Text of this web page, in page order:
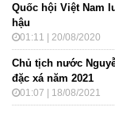
Quốc hội Việt Nam
hậu
01:11 | 20/08/2020
Chủ tịch nước
đặc xá năm 2021
01:07 | 18/08/2021